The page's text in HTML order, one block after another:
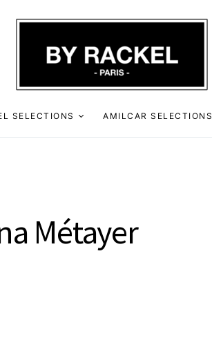
SELECTIONS AMILCAR SELECTIONS
Métayer